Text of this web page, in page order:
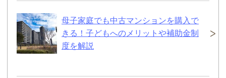
母子家庭でも中古マンションを購入で
きる！子どもへのメリットや補助金制
度を解説